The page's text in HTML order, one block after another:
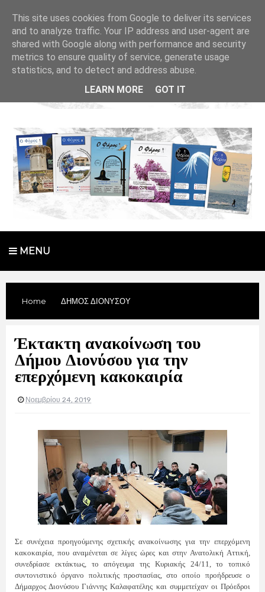
MENU
Home ΔΗΜΟΣ ΔΙΟΝΥΣΟΥ
Έκτακτη ανακοίνωση του
Δήμου Διονύσου για την
επερχόμενη κακοκαιρία
Νοεμβρίου 24, 2019
Σε συνέχεια προηγούμενης σχετικής ανακοίνωσης για την επερχόμενη
κακοκαιρία, που αναμένεται σε λίγες ώρες και στην Ανατολική Αττική,
συνεδρίασε εκτάκτως, το απόγευμα της Κυριακής 24/11, το τοπικό
συντονιστικό όργανο πολιτικής προστασίας, στο οποίο προήδρευσε ο
Δήμαρχος Διονύσου Γιάννης Καλαφατέλης και συμμετείχαν οι Πρόεδροι
This site uses cookies from Google to deliver its services
and to analyze traffic. Your IP address and user-agent are
shared with Google along with performance and security
metrics to ensure quality of service, generate usage
statistics, and to detect and address abuse.
LEARN MORE
GOT IT